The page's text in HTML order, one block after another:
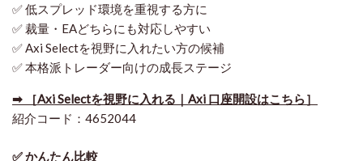
✅ 低スプレッド環境を重視する方に
✅ 裁量・EAどちらにも対応しやすい
✅ Axi Selectを視野に入れたい方の候補
✅ 本格派トレーダー向けの成長ステージ
➡ ［Axi Selectを視野に入れる｜Axi 口座開設はこちら］
紹介コード：4652044
✅ かんたん比較